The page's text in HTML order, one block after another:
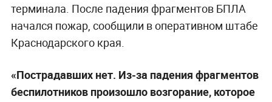
терминала. После падения фрагментов БПЛА
начался пожар, сообщили в оперативном штабе
Краснодарского края.
«Пострадавших нет. Из-за падения фрагментов
беспилотников произошло возгорание, которое